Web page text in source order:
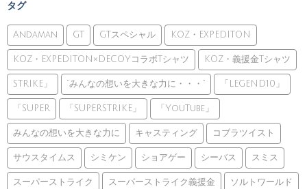
タグ
Andaman GT GTスペシャル KOZ・EXPEDITON
KOZ・EXPEDITON×DECOYコラボTシャツ KOZ・義援金Tシャツ
STRIKE」 ”みんなの想いを大きな力に・・・” 「LEGEND10」
「SUPER 「SUPERSTRIKE」 「YouTube」
みんなの想いを大きな力に キャスティング コブラツイスト
サウスタイムス シミケン ショアゲー シーバス スミス
スーパーストライク スーパーストライク義援金 ソルトワールド